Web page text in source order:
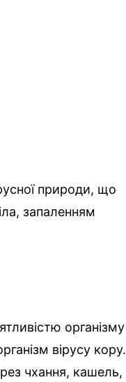
природи, що
запаленням
організму
вірусу кору.
чхання, кашель,